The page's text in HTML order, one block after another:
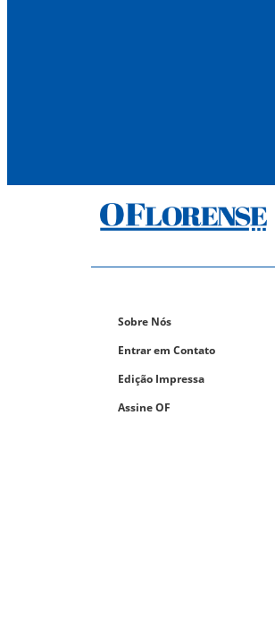
Sobre Nós
Entrar em Contato
Edição Impressa
Assine OF